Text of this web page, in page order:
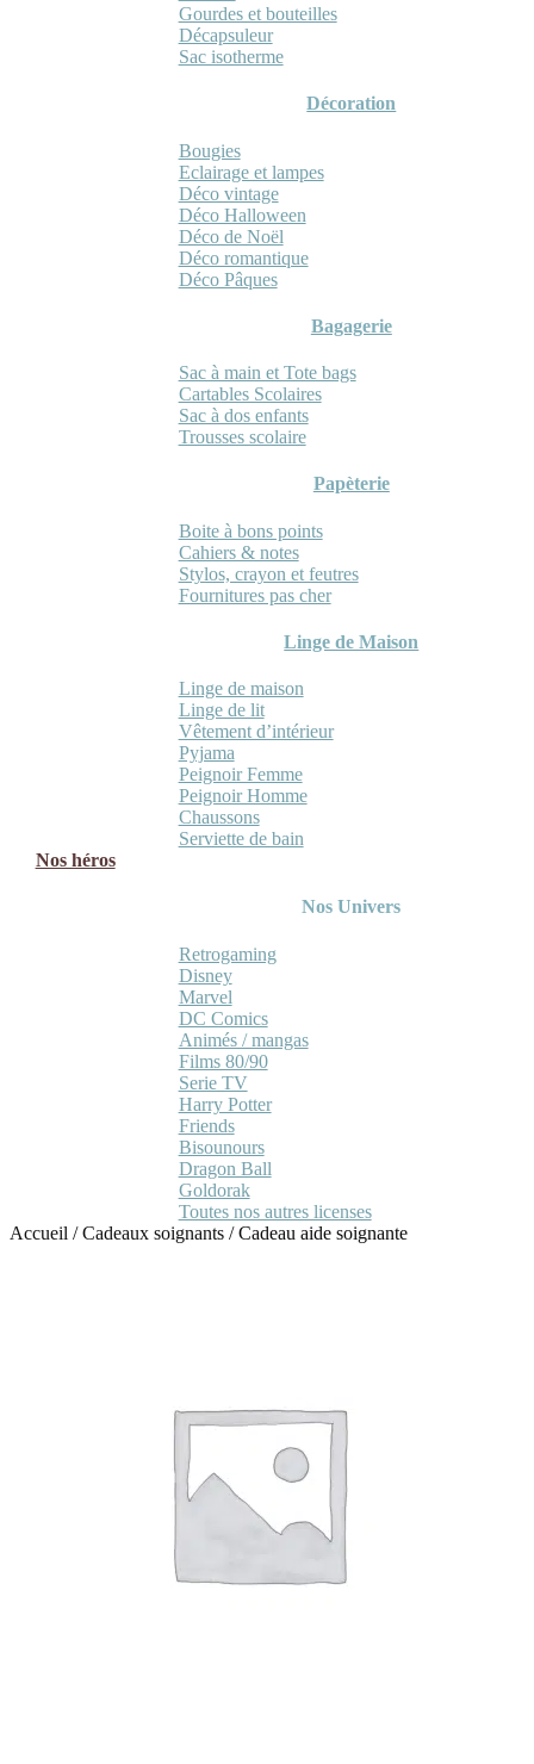
Gourdes et bouteilles
Décapsuleur
Sac isotherme
Décoration
Bougies
Eclairage et lampes
Déco vintage
Déco Halloween
Déco de Noël
Déco romantique
Déco Pâques
Bagagerie
Sac à main et Tote bags
Cartables Scolaires
Sac à dos enfants
Trousses scolaire
Papèterie
Boite à bons points
Cahiers & notes
Stylos, crayon et feutres
Fournitures pas cher
Linge de Maison
Linge de maison
Linge de lit
Vêtement d’intérieur
Pyjama
Peignoir Femme
Peignoir Homme
Chaussons
Serviette de bain
Nos héros
Nos Univers
Retrogaming
Disney
Marvel
DC Comics
Animés / mangas
Films 80/90
Serie TV
Harry Potter
Friends
Bisounours
Dragon Ball
Goldorak
Toutes nos autres licenses
Accueil /Cadeaux soignants /Cadeau aide soignante